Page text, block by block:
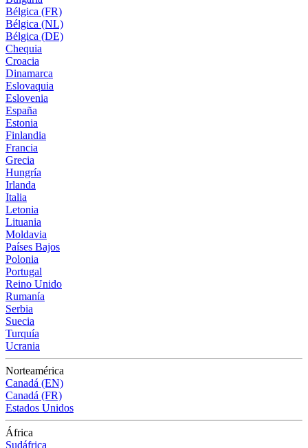
Bélgica (FR)
Bélgica (NL)
Bélgica (DE)
Chequia
Croacia
Dinamarca
Eslovaquia
Eslovenia
España
Estonia
Finlandia
Francia
Grecia
Hungría
Irlanda
Italia
Letonia
Lituania
Moldavia
Países Bajos
Polonia
Portugal
Reino Unido
Rumanía
Serbia
Suecia
Turquía
Ucrania
Norteamérica
Canadá (EN)
Canadá (FR)
Estados Unidos
África
Sudáfrica